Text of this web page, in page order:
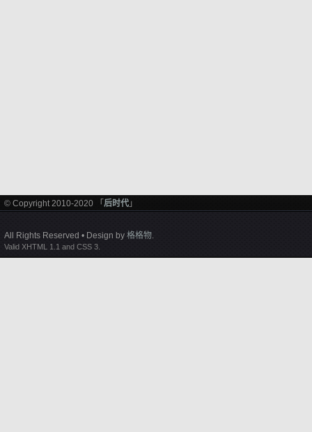
© Copyright 2010-2020 「 后时代 」
All Rights Reserved • Design by 格格物.
Valid XHTML 1.1 and CSS 3.